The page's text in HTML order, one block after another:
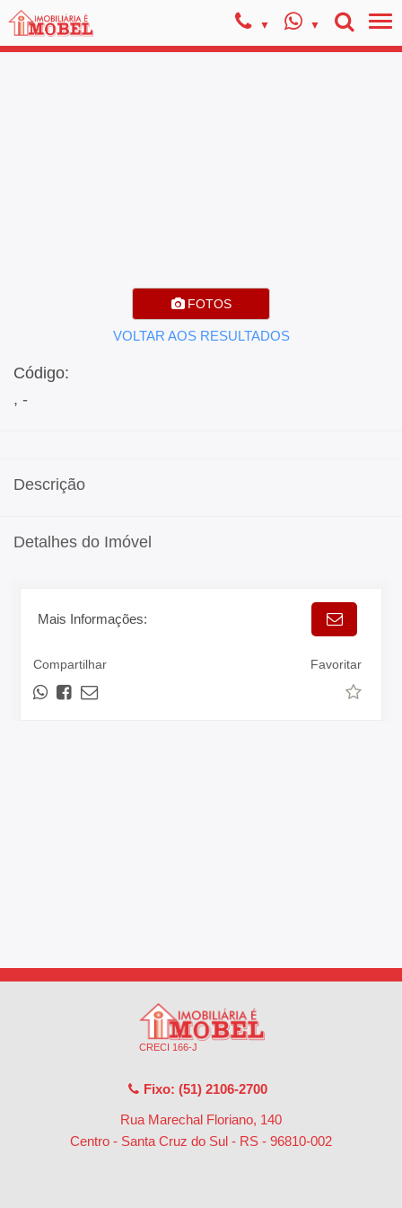
FOTOS
VOLTAR AOS RESULTADOS
Código:
, -
Descrição
Detalhes do Imóvel
Mais Informações:
Compartilhar Favoritar
CRECI 166-J
Fixo: (51) 2106-2700
Rua Marechal Floriano, 140
Centro - Santa Cruz do Sul - RS - 96810-002